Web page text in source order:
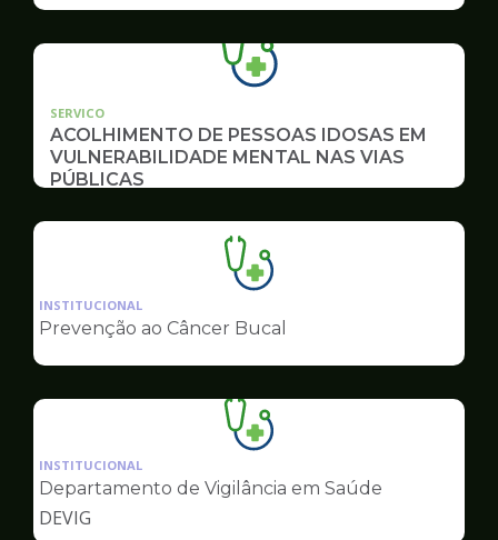
SERVICO
ACOLHIMENTO DE PESSOAS IDOSAS EM
VULNERABILIDADE MENTAL NAS VIAS
PÚBLICAS
Ilustração
da
pagina
Saúde
INSTITUCIONAL
Prevenção ao Câncer Bucal
Ilustração
da
pagina
INSTITUCIONAL
Departamento de Vigilância em Saúde
DEVIG